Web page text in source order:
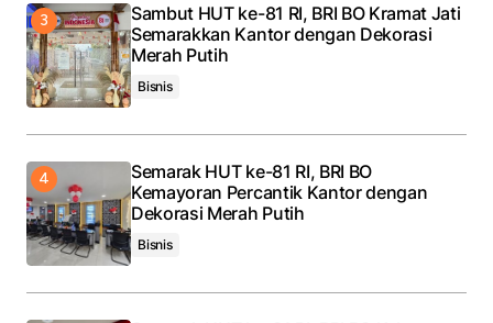
Sambut HUT ke-81 RI, BRI BO Kramat Jati
Semarakkan Kantor dengan Dekorasi
Merah Putih
Bisnis
Semarak HUT ke-81 RI, BRI BO
Kemayoran Percantik Kantor dengan
Dekorasi Merah Putih
Bisnis